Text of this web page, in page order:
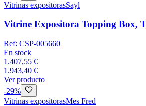
Vitrinas expositorasSayl
Vitrine Expositora Topping Box,
Ref: CSP-005660
En stock
1.407,55 €
1.943,40 €
Ver producto
-29%
Vitrinas expositorasMes Fred